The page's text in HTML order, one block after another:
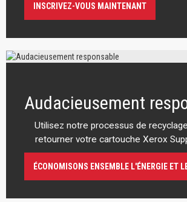
INSCRIVEZ-VOUS MAINTENANT
Audacieusement
Utilisez notre processus de
retourner votre cartouche Xerox
ÉCONOMISONS ENSEMBLE L'ÉNERGIE ET